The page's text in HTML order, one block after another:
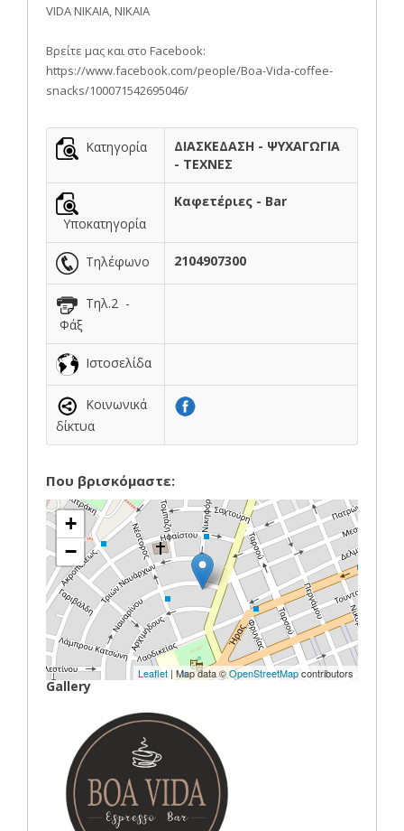
VIDA ΝΙΚΑΙΑ, ΝΙΚΑΙΑ
Βρείτε μας και στο Facebook:
https://www.facebook.com/people/Boa-Vida-coffee-
snacks/100071542695046/
Κατηγορία
ΔΙΑΣΚΕΔΑΣΗ - ΨΥΧΑΓΩΓΙΑ
- ΤΕΧΝΕΣ
Υποκατηγορία
Καφετέριες - Bar
Τηλέφωνο 2104907300
Τηλ.2 -
Φάξ
Ιστοσελίδα
Κοινωνικά
δίκτυα
Που βρισκόμαστε:
+
−
Leaflet | Map data ©OpenStreetMapcontributors
Gallery